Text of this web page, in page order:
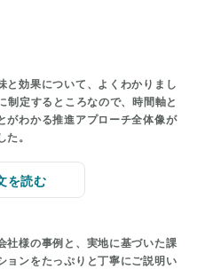
と効果について、よくわかりまし
制定するところなので、時間軸と
がわかる推進アプローチ全体像が
。
を読む
社様の事例と、実地に基づいた課
ョンをたっぷりと丁寧にご説明い